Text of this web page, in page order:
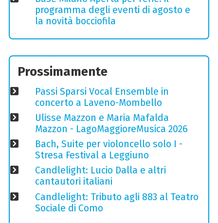
programma degli eventi di agosto e
la novità bocciofila
Prossimamente
Passi Sparsi Vocal Ensemble in
concerto a Laveno-Mombello
Ulisse Mazzon e Maria Mafalda
Mazzon - LagoMaggioreMusica 2026
Bach, Suite per violoncello solo I -
Stresa Festival a Leggiuno
Candlelight: Lucio Dalla e altri
cantautori italiani
Candlelight: Tributo agli 883 al Teatro
Sociale di Como